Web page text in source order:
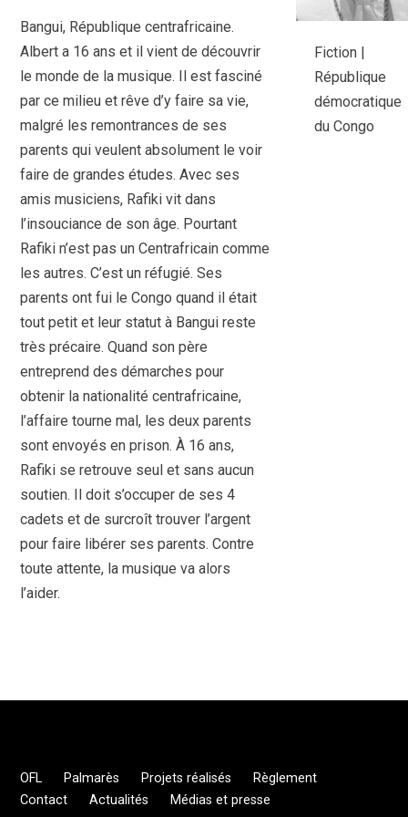
Bangui, République centrafricaine.
Albert a 16 ans et il vient de découvrir
le monde de la musique. Il est fasciné
par ce milieu et rêve d’y faire sa vie,
malgré les remontrances de ses
parents qui veulent absolument le voir
faire de grandes études. Avec ses
amis musiciens, Rafiki vit dans
l’insouciance de son âge. Pourtant
Rafiki n’est pas un Centrafricain comme
les autres. C’est un réfugié. Ses
parents ont fui le Congo quand il était
tout petit et leur statut à Bangui reste
très précaire. Quand son père
entreprend des démarches pour
obtenir la nationalité centrafricaine,
l’affaire tourne mal, les deux parents
sont envoyés en prison. À 16 ans,
Rafiki se retrouve seul et sans aucun
soutien. Il doit s’occuper de ses 4
cadets et de surcroît trouver l’argent
pour faire libérer ses parents. Contre
toute attente, la musique va alors
l’aider.
Fiction |
République
démocratique
du Congo
OFL Palmarès Projets réalisés
Règlement
Contact
Actualités Médias et presse